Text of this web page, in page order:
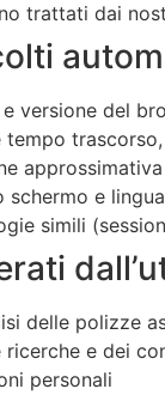
trattati dai
versione del
tempo
schermo e
simili
delle polizze
ricerche e dei
personali